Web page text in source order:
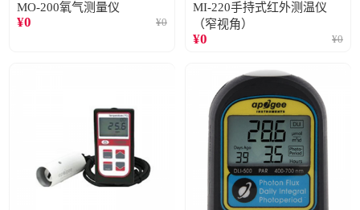
MO-200氧气测量仪
¥0 ¥0
MI-220手持式红外测温仪
（窄视角）
¥0 ¥0